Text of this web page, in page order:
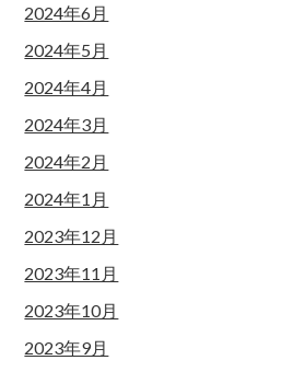
2024年6月
2024年5月
2024年4月
2024年3月
2024年2月
2024年1月
2023年12月
2023年11月
2023年10月
2023年9月